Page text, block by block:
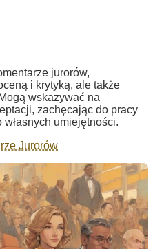
jurorów,
i krytyką, ale także
wskazywać na
zachęcając do pracy
umiejętności.
Jurorów